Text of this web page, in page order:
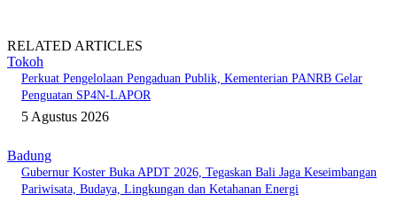
RELATED ARTICLES
Tokoh
Perkuat Pengelolaan Pengaduan Publik, Kementerian PANRB Gelar
Penguatan SP4N-LAPOR
5 Agustus 2026
Badung
Gubernur Koster Buka APDT 2026, Tegaskan Bali Jaga Keseimbangan
Pariwisata, Budaya, Lingkungan dan Ketahanan Energi